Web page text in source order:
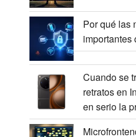
Por qué las
importantes
Cuando se
retratos en
en serio la